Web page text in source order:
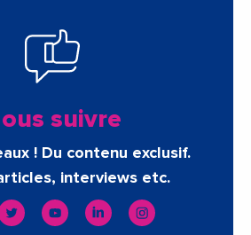
suivre
! Du contenu exclusif.
interviews etc.